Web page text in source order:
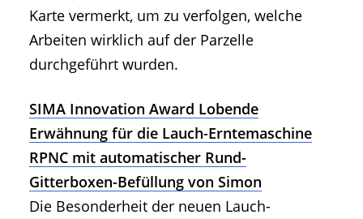
Karte vermerkt, um zu verfolgen, welche
Arbeiten wirklich auf der Parzelle
durchgeführt wurden.
SIMA Innovation Award Lobende
Erwähnung für die Lauch-Erntemaschine
RPNC mit automatischer Rund-
Gitterboxen-Befüllung von Simon
Die Besonderheit der neuen Lauch-